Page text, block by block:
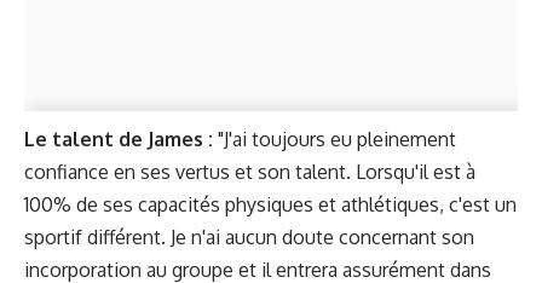
Le talent de James : "J'ai toujours eu pleinement
confiance en ses vertus et son talent. Lorsqu'il est à
100% de ses capacités physiques et athlétiques, c'est un
sportif différent. Je n'ai aucun doute concernant son
incorporation au groupe et il entrera assurément dans